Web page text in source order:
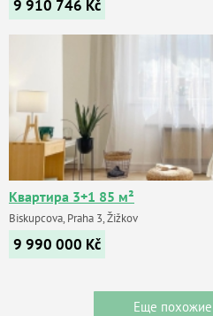
9 910 746 Kč
Квартира 3+1 85 м²
Biskupcova, Praha 3, Žižkov
9 990 000 Kč
Еще похожие